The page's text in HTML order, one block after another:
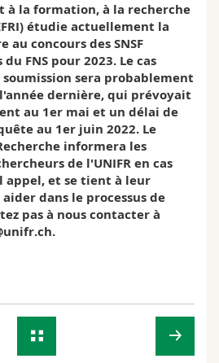
à la formation, à la recherche
) étudie actuellement la
concours des SNSF
FNS pour 2023. Le cas
sera probablement
dernière, qui prévoyait
au 1er mai et un délai de
au 1er juin 2022. Le
informera les
de l'UNIFR en cas
et se tient à leur
dans le processus de
pas à nous contacter à
.